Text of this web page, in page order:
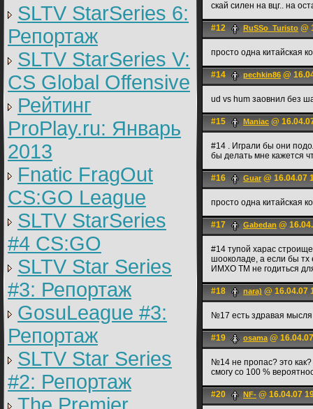
SLTV StarSeries 6:
Репортаж
SLTV StarSeries V:
CS Global Offensive
Рейтинг
ProPlay.ru: Январь
2013
Fnatic FragOut
CS:GO League
SLTV StarSeries
#4 CS:GO
SLTV Star Series
#3: Репортаж
GosuLeague #3:
Репортаж
SLTV Star Series
#2: Репортаж
скай силен на вцг.. на
#12 RuSSo_Turisto @
просто одна китайская
#14 pechkin86 @
ud vs hum заовнил без
#15 Maniac @
#14 . Играли бы они
бы делать мне кажется
#16 Guar @ 16.04.07
просто одна китайская
#17 Gabedan @
#14 тупой харас
шооколаде, а если бы
ИМХО ТМ не годиться
#18 nara) @ 16.04.07
№17 есть здравая
#19 osama@
№14 не пропас? это
смогу со 100 %
#20 NF- @ 16.04.07